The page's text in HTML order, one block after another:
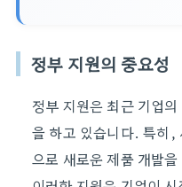
정부 지원의 중요성
정부 지원은 최근 기업
을 하고 있습니다. 특히,
으로 새로운 제품 개발